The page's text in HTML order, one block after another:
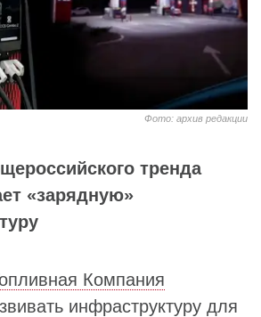
Фото: архив редакции
тренда
«зарядную»
Компания
инфраструктуру для